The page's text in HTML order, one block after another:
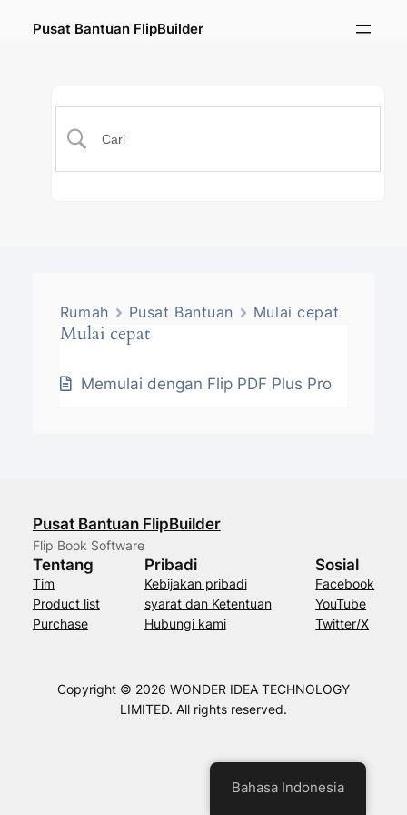
Pusat Bantuan FlipBuilder
Rumah Pusat Bantuan Mulai cepat
Mulai cepat
Memulai dengan Flip PDF Plus Pro
Pusat Bantuan FlipBuilder
Flip Book Software
Tentang
Tim
Product list
Purchase
Pribadi
Kebijakan pribadi
syarat dan Ketentuan
Hubungi kami
Sosial
Facebook
YouTube
Twitter/X
Copyright © 2026 WONDER IDEA TECHNOLOGY
LIMITED. All rights reserved.
Bahasa Indonesia